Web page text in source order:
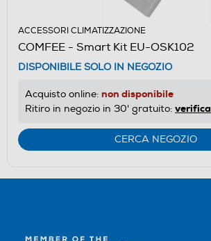
ACCESSORI CLIMATIZZAZIONE
COMFEE - Smart Kit EU-OSK102
DISPONIBILE SOLO IN NEGOZIO
Acquisto online: non disponibile
Ritiro in negozio in 30' gratuito: verifica
CERCA NEGOZIO